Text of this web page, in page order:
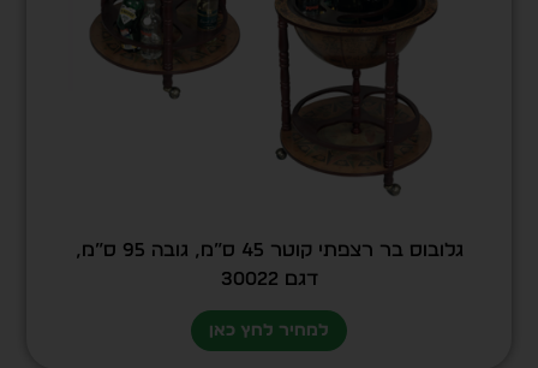
גלובוס בר רצפתי קוטר 45 ס”מ, גובה 95 ס”מ,
דגם 30022
למחיר לחץ כאן